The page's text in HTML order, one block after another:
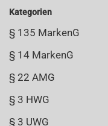
Kategorien
§ 135 MarkenG
§ 14 MarkenG
§ 22 AMG
§ 3 HWG
§ 3 UWG